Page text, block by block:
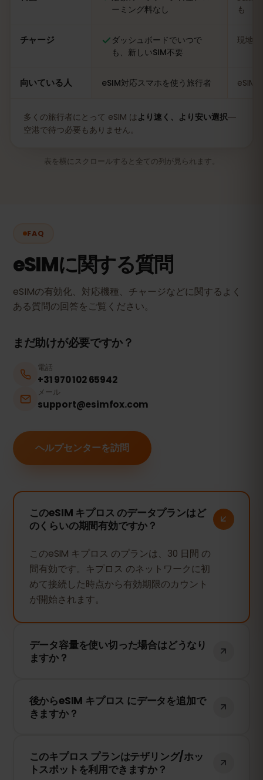
ーミング料なし
も
チャージ
ダッシュボードでいつで
も、新しいSIM不要
現地
向いている人 eSIM対応スマホを使う旅行者 eSIM
多くの旅行者にとって eSIM は より速く、より安い選択―
空港で待つ必要もありません。
表を横にスクロールすると全ての列が見られます。
FAQ
eSIMに関する質問
eSIMの有効化、対応機種、チャージなどに関するよく
ある質問の回答をご覧ください。
まだ助けが必要ですか？
電話
+31 970 102 65942
メール
support@esimfox.com
ヘルプセンターを訪問
このeSIM キプロス のデータプランはど
のくらいの期間有効ですか？
このeSIM キプロス のプランは、30 日間 の
間有効です。キプロス のネットワークに初
めて接続した時点から有効期限のカウント
が開始されます。
データ容量を使い切った場合はどうなり
ますか？
接続は停止します。eSIMFOXのダッシュボ
ードから簡単にデータを追加購入して、引
後からeSIM キプロス にデータを追加で
きますか？
く、いつでもデータを追加できます。アカ
ウントにログインして、必要なデータ量を
このキプロス プランはテザリング/ホッ
トスポットを利用できますか？